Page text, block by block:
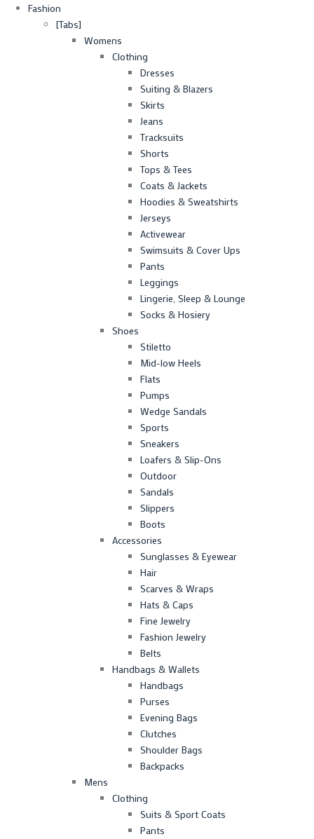
Fashion
[Tabs]
Womens
Clothing
Dresses
Suiting & Blazers
Skirts
Jeans
Tracksuits
Shorts
Tops & Tees
Coats & Jackets
Hoodies & Sweatshirts
Jerseys
Activewear
Swimsuits & Cover Ups
Pants
Leggings
Lingerie, Sleep & Lounge
Socks & Hosiery
Shoes
Stiletto
Mid-low Heels
Flats
Pumps
Wedge Sandals
Sports
Sneakers
Loafers & Slip-Ons
Outdoor
Sandals
Slippers
Boots
Accessories
Sunglasses & Eyewear
Hair
Scarves & Wraps
Hats & Caps
Fine Jewelry
Fashion Jewelry
Belts
Handbags & Wallets
Handbags
Purses
Evening Bags
Clutches
Shoulder Bags
Backpacks
Mens
Clothing
Suits & Sport Coats
Pants